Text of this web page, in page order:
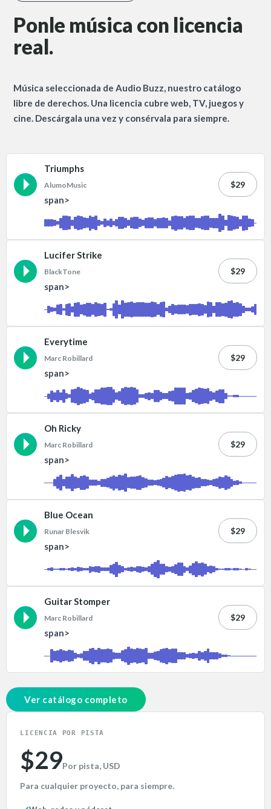
Ponle música con licencia
real.
Música seleccionada de Audio Buzz, nuestro catálogo
libre de derechos. Una licencia cubre web, TV, juegos y
cine. Descárgala una vez y consérvala para siempre.
Triumphs
AlumoMusic
span>
$29
Lucifer Strike
BlackTone
span>
$29
Everytime
Marc Robillard
span>
$29
Oh Ricky
Marc Robillard
span>
$29
Blue Ocean
Runar Blesvik
span>
$29
Guitar Stomper
Marc Robillard
span>
$29
Ver catálogo completo
LICENCIA POR PISTA
$29Por pista, USD
Para cualquier proyecto, para siempre.